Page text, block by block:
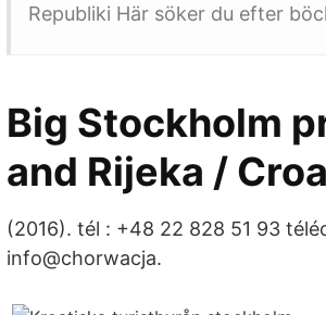
Republiki Här söker du efter
Big Stockholm
and Rijeka /
(2016). tél : +48 22 828 51 93
info@chorwacja.